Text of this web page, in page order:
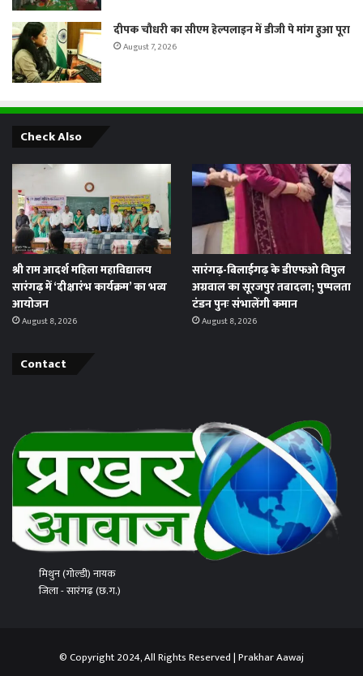
दीपक चौधरी का सीएम हेल्पलाइन में डीजी पे मांग हुआ पूरा
August 7, 2026
Check Also
श्री राम आदर्श महिला महाविद्यालय
सारंगढ़ में ‘दीक्षारंभ कार्यक्रम’ का भव्य
आयोजन
August 8, 2026
सारंगढ़-बिलाईगढ़ के डीएफओ विपुल
अग्रवाल का सूरजपुर तबादला; पुष्पलता
टंडन पुनः संभालेंगी कमान
August 8, 2026
Contact
मिथुन (गोल्डी) नायक
जिला - सारंगढ़ (छ.ग.)
© Copyright 2024, All Rights Reserved | Prakhar Aawaj